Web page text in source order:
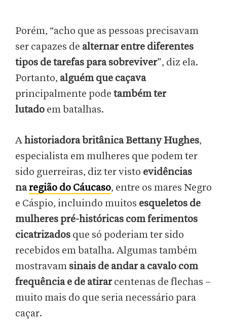
Porém, “acho que as pessoas precisavam
ser capazes de alternar entre diferentes
tipos de tarefas para sobreviver”, diz ela.
Portanto, alguém que caçava
principalmente pode também ter
lutado em batalhas.
Ahistoriadora britânica Bettany Hughes,
especialista em mulheres que podem ter
sido guerreiras, diz ter visto evidências
naregião do Cáucaso, entre os mares Negro
e Cáspio, incluindo muitos esqueletos de
mulheres pré-históricas com ferimentos
cicatrizados que só poderiam ter sido
recebidos em batalha. Algumas também
mostravam sinais de andar a cavalo com
frequência e de atirarcentenas de flechas –
muito mais do que seria necessário para
caçar.